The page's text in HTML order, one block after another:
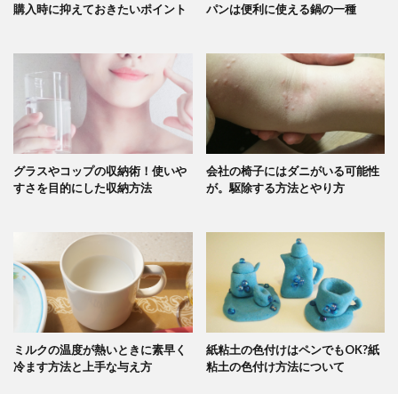
購入時に抑えておきたいポイント
パンは便利に使える鍋の一種
グラスやコップの収納術！使いや
すさを目的にした収納方法
会社の椅子にはダニがいる可能性
が。駆除する方法とやり方
ミルクの温度が熱いときに素早く
冷ます方法と上手な与え方
紙粘土の色付けはペンでもOK?紙
粘土の色付け方法について